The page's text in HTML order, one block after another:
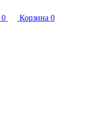
0 Корзина 0